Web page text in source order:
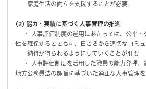
家庭生活の両立を支援することが必要
(2) 能力・実績に基づく人事管理の推進
・ 人事評価制度の運用にあたっては、公平・
性を確保するとともに、日ごろから適切なコミュ
納得が得られるようにしていくことが肝要
・ 人事評価制度を活用した職員の能力発揮、
地方公務員法の趣旨に基づいた適正な人事管理